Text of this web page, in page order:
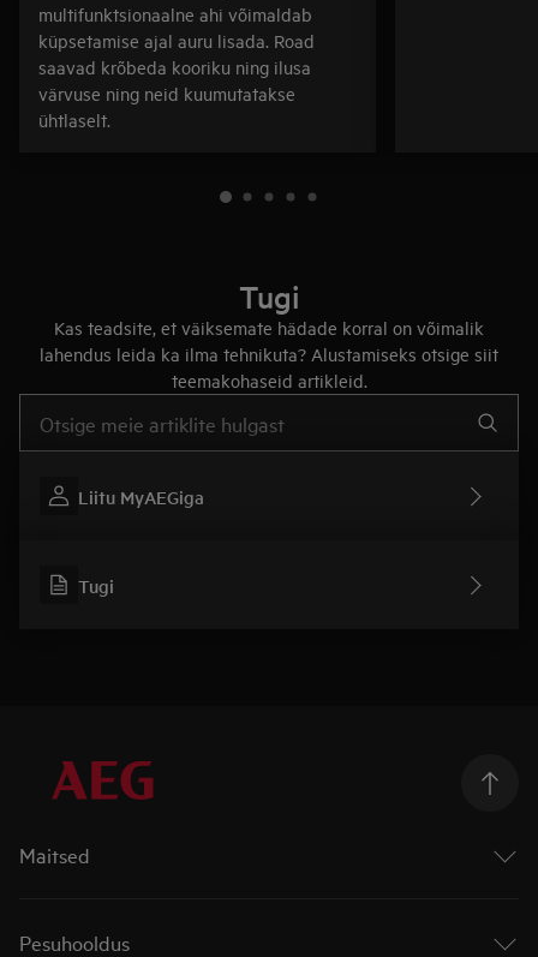
multifunktsionaalne ahi võimaldab
küpsetamise ajal auru lisada. Road
saavad krõbeda kooriku ning ilusa
värvuse ning neid kuumutatakse
ühtlaselt.
Tugi
Kas teadsite, et väiksemate hädade korral on võimalik
lahendus leida ka ilma tehnikuta? Alustamiseks otsige siit
teemakohaseid artikleid.
Liitu MyAEGiga
Tugi
Maitsed
Pliidiplaadid
Pesuhooldus